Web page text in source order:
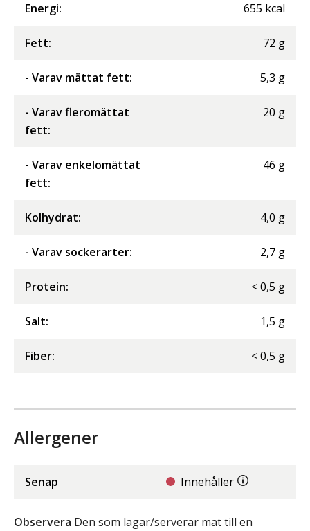
Energi: 655 kcal
Fett: 72 g
- Varav mättat fett: 5,3 g
- Varav fleromättat
fett:
20 g
- Varav enkelomättat
fett:
46 g
Kolhydrat: 4,0 g
- Varav sockerarter: 2,7 g
Protein: <0,5 g
Salt: 1,5 g
Fiber: <0,5 g
Allergener
Senap Innehåller
Observera Den som lagar/serverar mat till en